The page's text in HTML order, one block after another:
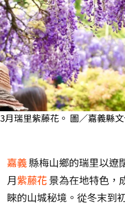
3月瑞里紫藤花。 圖／嘉義縣
嘉義縣梅山鄉的瑞里以遼
月紫藤花 景為在地特色，
睞的山城秘境。從冬末到